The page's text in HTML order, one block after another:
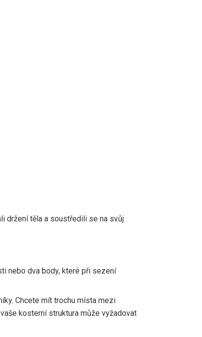
držení těla a soustředili se na svůj
nebo dva body, které při sezení
Chcete mít trochu místa mezi
kosterní struktura může vyžadovat